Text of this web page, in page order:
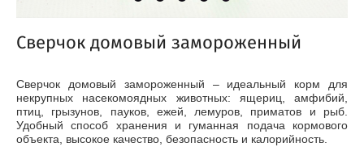
Сверчок домовый замороженный
Сверчок домовый замороженный – идеальный корм для
некрупных насекомоядных животных: ящериц, амфибий,
птиц, грызунов, пауков, ежей, лемуров, приматов и рыб.
Удобный способ хранения и гуманная подача кормового
объекта, высокое качество, безопасность и калорийность.